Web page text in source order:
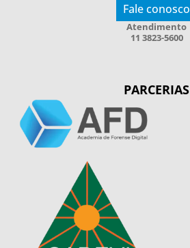
Fale conosco
Atendimento
11 3823-5600
PARCERIAS